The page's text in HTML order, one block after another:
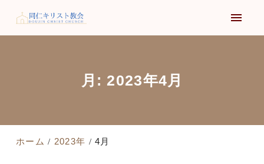
月: 2023年4月
ホーム 2023年 4月